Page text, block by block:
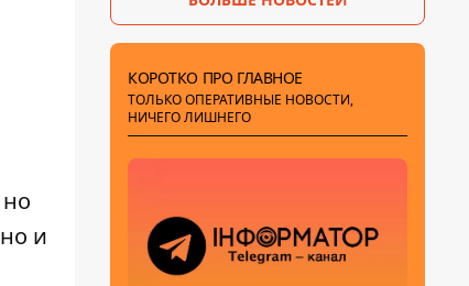
и
КОРОТКО ПРО ГЛАВНОЕ
ТОЛЬКО ОПЕРАТИВНЫЕ НОВОСТИ,
НИЧЕГО ЛИШНЕГО